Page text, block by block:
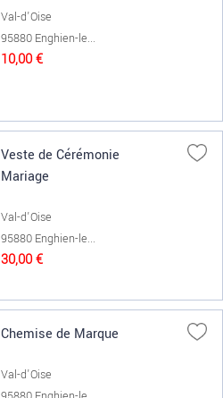
Val-d'Oise
95880 Enghien-le...
10,00 €
Veste de Cérémonie
Mariage
Val-d'Oise
95880 Enghien-le...
30,00 €
Chemise de Marque
Val-d'Oise